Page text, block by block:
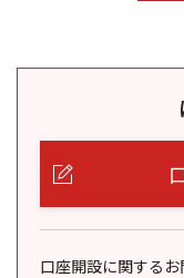
口座開設に関する